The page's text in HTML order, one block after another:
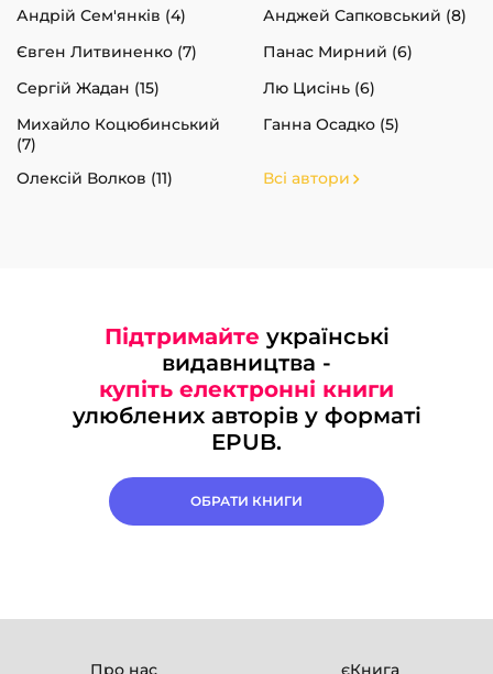
Андрій Сем'янків (4)
Анджей Сапковський (8)
Євген Литвиненко (7)
Панас Мирний (6)
Сергій Жадан (15)
Лю Цисінь (6)
Михайло Коцюбинський
(7)
Ганна Осадко (5)
Олексій Волков (11) Всі автори
Підтримайте українські
видавництва -
купіть електронні книги
улюблених авторів у форматі
EPUB.
ОБРАТИ КНИГИ
Про нас єКнига